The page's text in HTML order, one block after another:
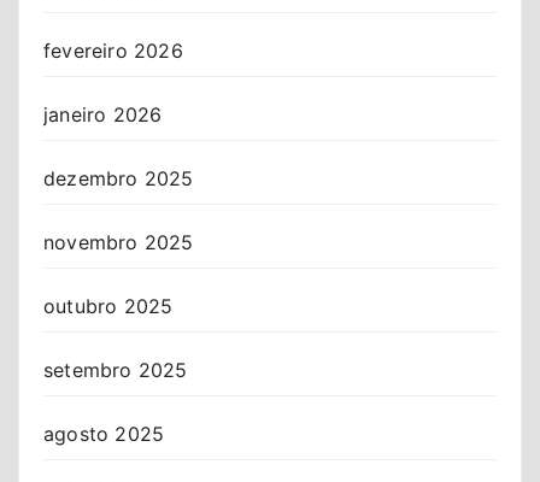
fevereiro 2026
janeiro 2026
dezembro 2025
novembro 2025
outubro 2025
setembro 2025
agosto 2025